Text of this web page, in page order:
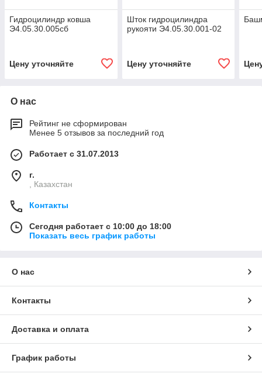
Гидроцилиндр ковша
Э4.05.30.005сб
Цену уточняйте
Шток гидроцилиндра
рукояти Э4.05.30.001-02
Цену уточняйте
О нас
Рейтинг не сформирован
Менее 5 отзывов за последний год
Работает с 31.07.2013
г.
, Казахстан
Контакты
Сегодня работает с 10:00 до 18:00
Показать весь график работы
О нас
Контакты
Доставка и оплата
График работы